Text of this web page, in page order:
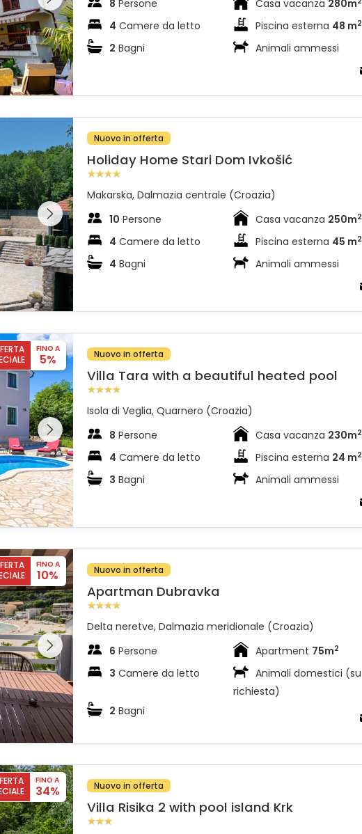
8 Persone
4 Camere da letto
2 Bagni
Piscina esterna 48 m2
Casa vacanza 280m
Animali ammessi
l'intera
sulla
Nuovo in offerta
Holiday Home Stari Dom Ivkošić
Makarska, Dalmazia centrale (Croazia)
10 Persone
4 Camere da letto
4 Bagni
Piscina esterna 45 m2
Casa vacanza 250m2
Animali ammessi
FINO A
5%
l'intera
sulla
Nuovo in offerta
Villa Tara with a beautiful heated pool
Isola di Veglia, Quarnero (Croazia)
8 Persone
4 Camere da letto
3 Bagni
Piscina esterna 24 m2
Casa vacanza 230m2
Animali ammessi
FINO A
10%
l'intera
sulla
Nuovo in offerta
Apartman Dubravka
Delta neretve, Dalmazia meridionale (Croazia)
6 Persone
3 Camere da letto
2 Bagni
Apartment 75m2
Animali domestici (su
richiesta)
FINO A
34% Nuovo in offerta
Villa Risika 2 with pool island Krk